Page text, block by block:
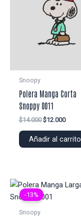
Snoopy
Polera Manga Corta
Snoppy 0011
$14.000 El
original
$12.000El
actual
Añadir al carrito
-13%
Snoopy